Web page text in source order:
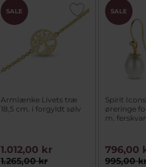
SALE
Armlænke Livets træ
18,5 cm. i forgyldt sølv
1.265,00 kr
1.012,00 kr
SALE
Spirit
øreringe
m.
995,00
796,00